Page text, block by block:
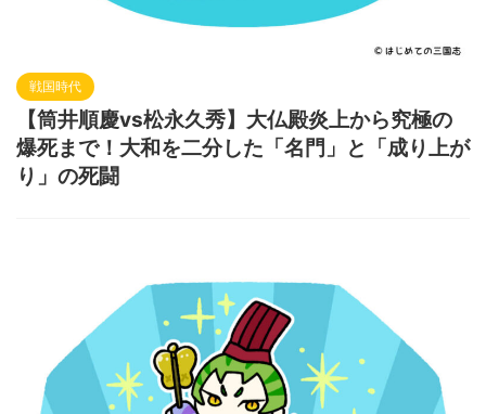
戦国時代
【筒井順慶vs松永久秀】大仏殿炎上から究極の
爆死まで！大和を二分した「名門」と「成り上が
り」の死闘